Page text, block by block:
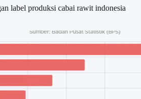
label produksi cabai rawit indonesia